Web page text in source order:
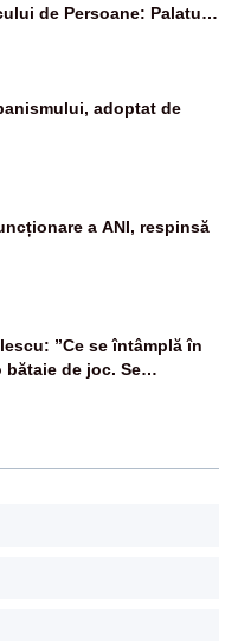
de Persoane: Palatul
în albastru
adoptat de
a ANI, respinsă
”Ce se întâmplă în
bătaie de joc. Se
de prost”